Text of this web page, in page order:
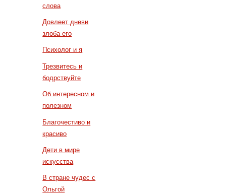
слова
Довлеет дневи
злоба его
Психолог и я
Трезвитесь и
бодрствуйте
Об интересном и
полезном
Благочестиво и
красиво
Дети в мире
искусства
В стране чудес с
Ольгой